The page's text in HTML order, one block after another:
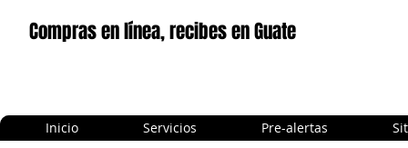
Compras en línea, recibes en Guate
Inicio Servicios Pre-alertas